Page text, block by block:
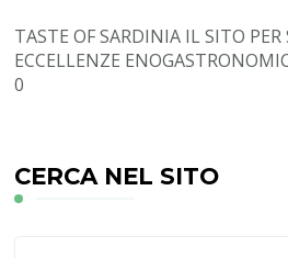
TASTE OF SARDINIA IL SITO PER
ECCELLENZE
0
CERCA NEL SITO